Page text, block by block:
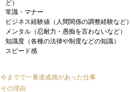
ど）
常識・マナー
ビジネス経験値（人間関係の調整経験など
メンタル（忍耐力・愚痴を言わないなど）
知識度（各種の法律や制度などの知識）
スピード感
今までで一番達成感があった仕事
その理由